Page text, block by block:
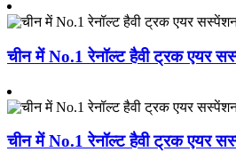
चीन में No.1 रेनॉल्ट हैवी ट्रक एयर
चीन में No.1 रेनॉल्ट हैवी ट्रक एयर